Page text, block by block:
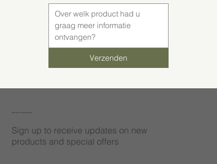
Verzenden
Sign up to receive updates on new
products and special offers
Subscribe to Our Newsletter